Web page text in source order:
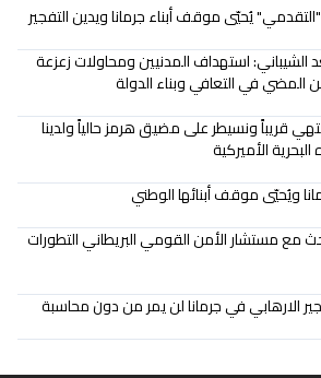
يُحيّي موقف أبناء جرمانا ويدين التفجير
الشيباني: استهداف المدنيين ومحاولات زعزعة
المضي في التعافي وبناء الدولة
قريباً ونسيطر على مضيق هرمز حالياً ولدينا
الأميركية
ويُحيّي موقف أبنائها الوطني
مع مستشار الأمن القومي البريطاني التطورات
الارهابي في جرمانا لن يمر من دون محاسبة